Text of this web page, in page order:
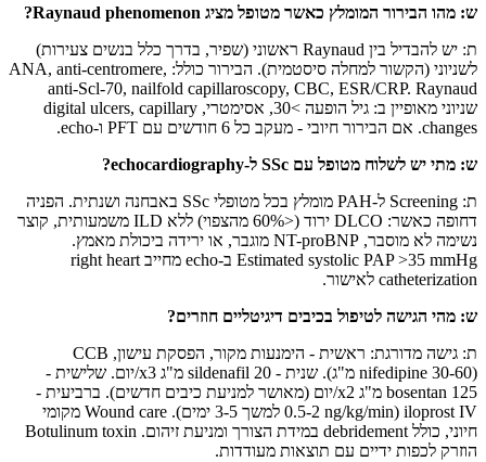
ש: מהו הבירור המומלץ כאשר מטופל מציג Raynaud phenomenon?
ת: יש להבדיל בין Raynaud ראשוני (שפיר, בדרך כלל בנשים צעירות)
לשניוני (הקשור למחלה סיסטמית). הבירור כולל: ANA, anti-centromere,
anti-Scl-70, nailfold capillaroscopy, CBC, ESR/CRP. Raynaud
שניוני מאופיין ב: גיל הופעה >30, אסימטרי, digital ulcers, capillary
changes. אם הבירור חיובי - מעקב כל 6 חודשים עם PFT ו-echo.
ש: מתי יש לשלוח מטופל עם SSc ל-echocardiography?
ת: Screening ל-PAH מומלץ בכל מטופלי SSc באבחנה ושנתית. הפניה
דחופה כאשר: DLCO ירוד (<60% מהצפוי) ללא ILD משמעותית, קוצר
נשימה לא מוסבר, NT-proBNP מוגבר, או ירידה ביכולת מאמץ.
Estimated systolic PAP >35 mmHg ב-echo מחייב right heart
catheterization לאישור.
ש: מהי הגישה לטיפול בכיבים דיגיטליים חוזרים?
ת: גישה מדורגת: ראשית - הימנעות מקור, הפסקת עישון, CCB
(nifedipine 30-60 מ"ג). שנית - sildenafil 20 מ"ג x3/יום. שלישית -
bosentan 125 מ"ג x2/יום (מאושר למניעת כיבים חדשים). ברביעית -
iloprost IV (0.5-2 ng/kg/min למשך 3-5 ימים). Wound care מקומי
חיוני, כולל debridement במידת הצורך ומניעת זיהום. Botulinum toxin
הוזרק לכפות ידיים עם תוצאות מעודדות.